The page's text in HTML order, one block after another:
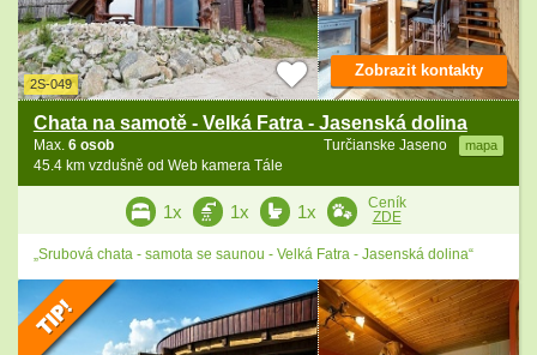
2S-049
Chata na samotě - Velká Fatra - Jasenská dolina
Turčianske Jaseno mapa
Max. 6 osob
45.4 km vzdušně od Web kamera Tále
Zobrazit kontakty
1x 1x 1x
Ceník
ZDE
„Srubová chata - samota se saunou - Velká Fatra - Jasenská dolina“